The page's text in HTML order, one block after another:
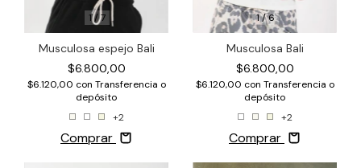
1/7
Musculosa espejo Bali
$6.800,00
$6.120,00 con Transferencia o
depósito
+2
Comprar
1/6
Musculosa Bali
$6.800,00
$6.120,00 con Transferencia o
depósito
+2
Comprar